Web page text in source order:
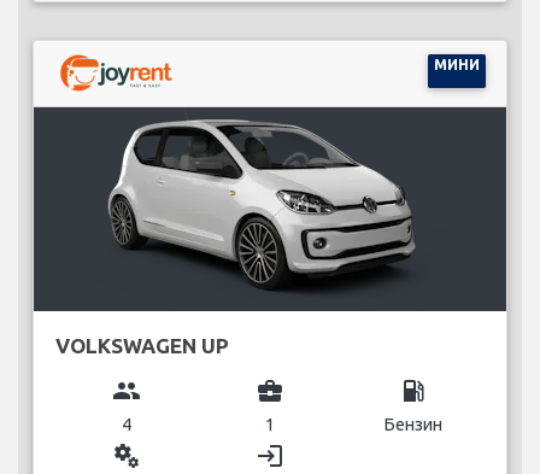
МИНИ
VOLKSWAGEN UP
group
4
business_center
1
local_gas_station
Бензин
miscellaneous_services login